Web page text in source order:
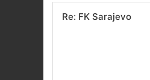
Re: FK Sarajevo